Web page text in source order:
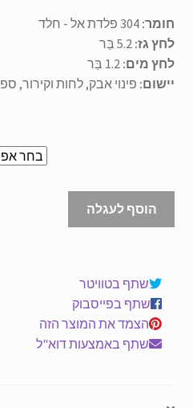
חומר:
לחץ גז:
בַּר
לחץ מים:
בַּר
יישום: פינוי אבק, לחות וקירור,
הוסף לעגלה
שתף בטוויטר
שתף בפייסבוק
הצמד את המוצר הזה
שתף באמצעות דוא"ל